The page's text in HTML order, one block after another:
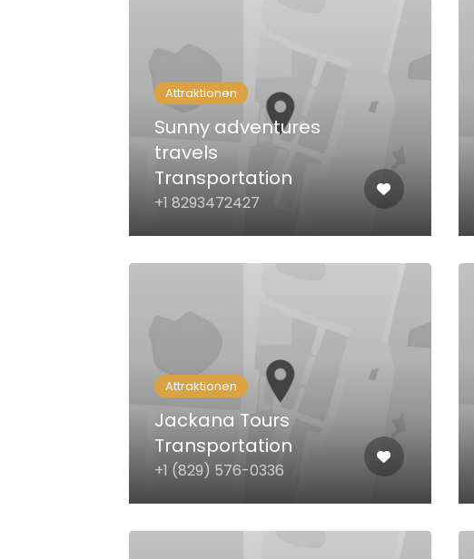
Attraktionen
Sunny adventures
travels
Transportation
+1 8293472427
Attraktionen
Jackana Tours
Transportation
+1 (829) 576-0336